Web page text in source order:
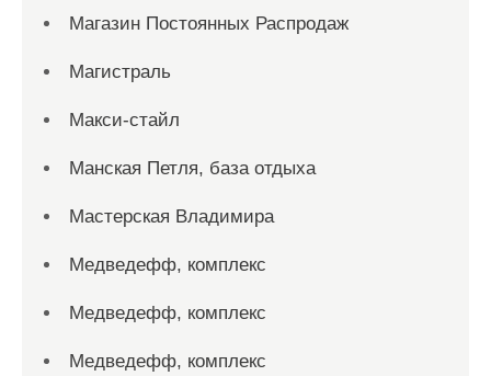
Магазин Постоянных Распродаж
Магистраль
Макси-стайл
Манская Петля, база отдыха
Мастерская Владимира
Медведефф, комплекс
Медведефф, комплекс
Медведефф, комплекс